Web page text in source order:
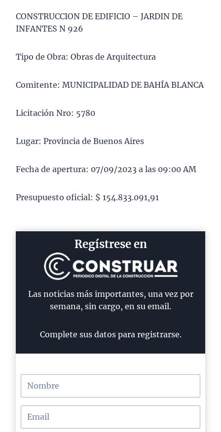
CONSTRUCCION DE EDIFICIO – JARDIN DE
INFANTES N 926
Tipo de Obra: Obras de Arquitectura
Comitente: MUNICIPALIDAD DE BAHÍA BLANCA
Licitación Nro: 5780
Lugar: Provincia de Buenos Aires
Fecha de apertura: 07/09/2023 a las 09:00 AM
Presupuesto oficial: $ 154.833.091,91
Regístrese en
Las noticias más importantes, una vez por
semana, sin cargo, en su email.
Complete sus datos para registrarse.